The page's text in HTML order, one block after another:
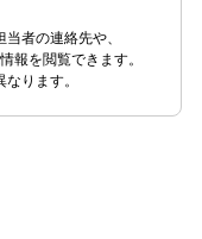
者の連絡先や、
報を閲覧できます。
ります。